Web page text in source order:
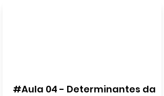
#Aula 04 - Determinantes da